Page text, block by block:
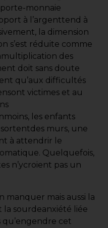
monnaie
à l’argenttend à
la dimension
s’est réduite comme
des
doit sans doute
qu’aux difficultés
victimes et au
les enfants
murs, une
à attendrir le
Quelquefois,
n’ycroient pas un
manquer mais aussi la
la sourdeanxiété liée
cet